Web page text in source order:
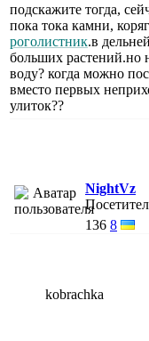
подскажите тогда,
пока тока камни,
роголистник.в
больших растений.но
воду? когда можно
вместо первых
улиток??
NightVz
136 8
kobrachka